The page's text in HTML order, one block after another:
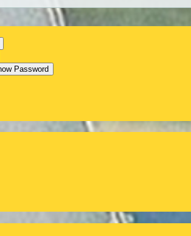
Password